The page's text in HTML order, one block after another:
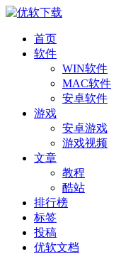
首页
软件
WIN软件
MAC软件
安卓软件
游戏
安卓游戏
游戏视频
文章
教程
酷站
排行榜
标签
投稿
优软文档